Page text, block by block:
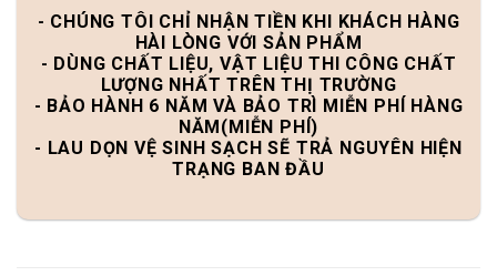
- CHÚNG TÔI CHỈ NHẬN TIỀN KHI KHÁCH HÀNG
HÀI LÒNG VỚI SẢN PHẨM
- DÙNG CHẤT LIỆU, VẬT LIỆU THI CÔNG CHẤT
LƯỢNG NHẤT TRÊN THỊ TRƯỜNG
- BẢO HÀNH 6 NĂM VÀ BẢO TRÌ MIỄN PHÍ HÀNG
NĂM(MIỄN PHÍ)
- LAU DỌN VỆ SINH SẠCH SẼ TRẢ NGUYÊN HIỆN
TRẠNG BAN ĐẦU